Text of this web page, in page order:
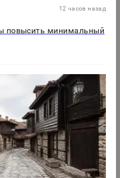
12 часов назад
повысить минимальный